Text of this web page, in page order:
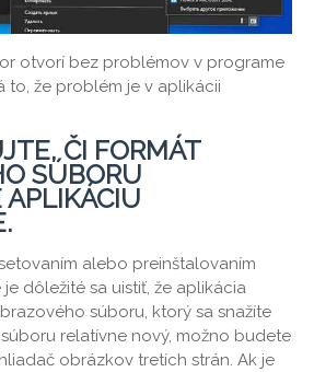
otvorí bez problémov v programe
to, že problém je v aplikácii
ČI FORMÁT
SÚBORU
APLIKÁCIU
alebo preinštalovaním
dôležité sa uistiť, že aplikácia
súboru, ktorý sa snažíte
relatívne nový, možno budete
obrázkov tretích strán. Ak je